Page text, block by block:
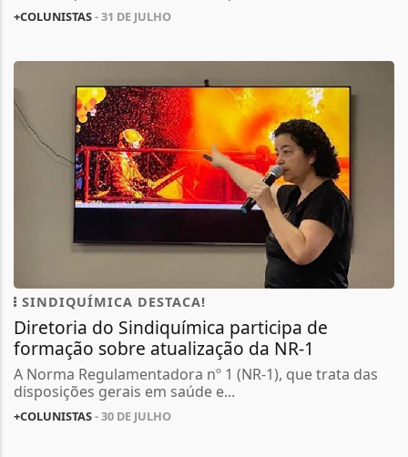
+COLUNISTAS- 31 DE JULHO
SINDIQUÍMICA DESTACA!
Diretoria do Sindiquímica participa de
formação sobre atualização da NR-1
A Norma Regulamentadora nº 1 (NR-1), que trata das
disposições gerais em saúde e...
+COLUNISTAS- 30 DE JULHO